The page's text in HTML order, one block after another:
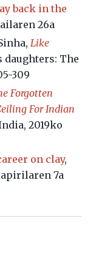
back in the
26a
Like
daughters: The
309
Forgotten
For Indian
2019ko
on clay,
apirilaren 7a